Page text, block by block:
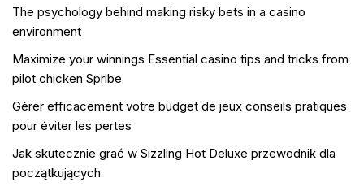
The psychology behind making risky bets in a casino
environment
Maximize your winnings Essential casino tips and tricks from
pilot chicken Spribe
Gérer efficacement votre budget de jeux conseils pratiques
pour éviter les pertes
Jak skutecznie grać w Sizzling Hot Deluxe przewodnik dla
początkujących